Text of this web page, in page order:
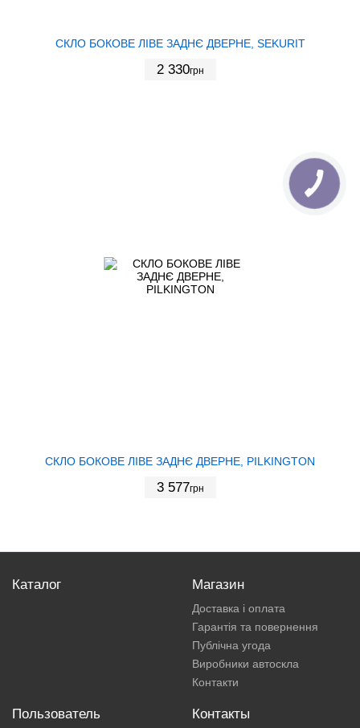
СКЛО БОКОВЕ ЛІВЕ ЗАДНЄ ДВЕРНЕ, SEKURIT
2 330грн
СКЛО БОКОВЕ ЛІВЕ ЗАДНЄ ДВЕРНЕ, PILKINGTON
3 577грн
Каталог Магазин
Доставка і оплата
Гарантія та повернення
Публічна угода
Виробники автоскла
Контакти
Пользователь Контакты